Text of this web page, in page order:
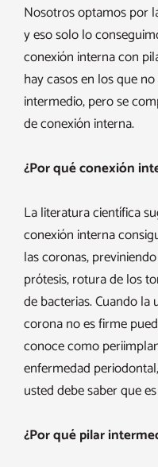
Nosotros optamos por
y eso solo lo
conexión interna con
hay casos en los que
intermedio, pero se
de conexión interna.
¿Por qué conexión
La literatura científica
conexión interna
las coronas,
prótesis, rotura de los
de bacterias. Cuando
corona no es firme
conoce como
enfermedad
usted debe saber que
¿Por qué pilar